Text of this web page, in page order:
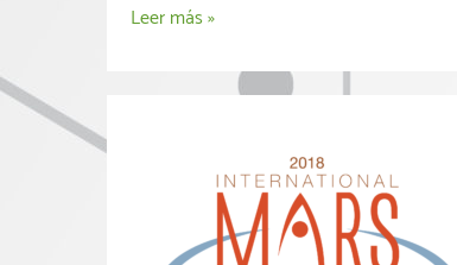
SuperCam
Development
Leer más »